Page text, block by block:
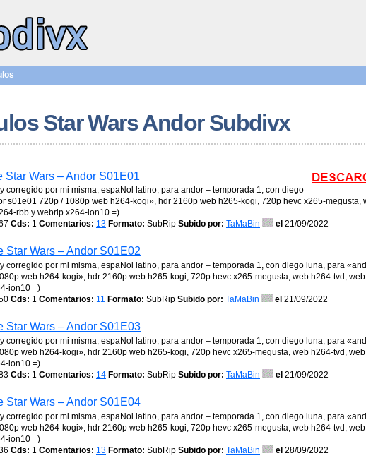
Star Wars Andor Subdivx
Star Wars – Andor S01E01
corregido por mi misma, espaNol latino, para andor – temporada 1, con diego
s01e01 720p / 1080p web h264-kogi», hdr 2160p web h265-kogi, 720p hevc x265-megusta,
rbb y webrip x264-ion10 =)
Cds: 1 Comentarios: 13 Formato: SubRip Subido por: TaMaBin el 21/09/2022
Star Wars – Andor S01E02
corregido por mi misma, espaNol latino, para andor – temporada 1, con diego luna, para
web h264-kogi», hdr 2160p web h265-kogi, 720p hevc x265-megusta, web h264-tvd,
ion10 =)
Cds: 1 Comentarios: 11 Formato: SubRip Subido por: TaMaBin el 21/09/2022
Star Wars – Andor S01E03
corregido por mi misma, espaNol latino, para andor – temporada 1, con diego luna, para
web h264-kogi», hdr 2160p web h265-kogi, 720p hevc x265-megusta, web h264-tvd,
ion10 =)
Cds: 1 Comentarios: 14 Formato: SubRip Subido por: TaMaBin el 21/09/2022
Star Wars – Andor S01E04
corregido por mi misma, espaNol latino, para andor – temporada 1, con diego luna, para
web h264-kogi», hdr 2160p web h265-kogi, 720p hevc x265-megusta, web h264-tvd,
ion10 =)
Cds: 1 Comentarios: 13 Formato: SubRip Subido por: TaMaBin el 28/09/2022